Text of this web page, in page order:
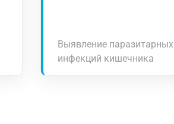
Выявление паразитарных
инфекций кишечника